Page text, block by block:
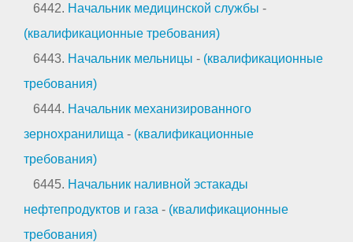
6442. Начальник медицинской службы -
(квалификационные требования)
6443. Начальник мельницы - (квалификационные
требования)
6444. Начальник механизированного
зернохранилища - (квалификационные
требования)
6445. Начальник наливной эстакады
нефтепродуктов и газа - (квалификационные
требования)